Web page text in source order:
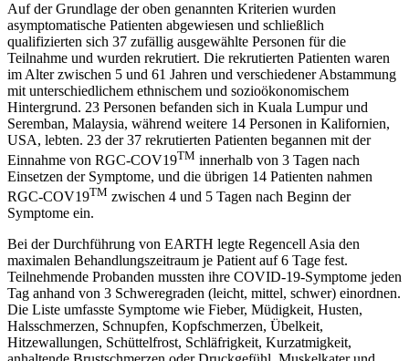
Auf der Grundlage der oben genannten Kriterien wurden
asymptomatische Patienten abgewiesen und schließlich
qualifizierten sich 37 zufällig ausgewählte Personen für die
Teilnahme und wurden rekrutiert. Die rekrutierten Patienten waren
im Alter zwischen 5 und 61 Jahren und verschiedener Abstammung
mit unterschiedlichem ethnischem und sozioökonomischem
Hintergrund. 23 Personen befanden sich in Kuala Lumpur und
Seremban, Malaysia, während weitere 14 Personen in Kalifornien,
USA, lebten. 23 der 37 rekrutierten Patienten begannen mit der
Einnahme von RGC-COV19TM innerhalb von 3 Tagen nach
Einsetzen der Symptome, und die übrigen 14 Patienten nahmen
RGC-COV19TM zwischen 4 und 5 Tagen nach Beginn der
Symptome ein.
Bei der Durchführung von EARTH legte Regencell Asia den
maximalen Behandlungszeitraum je Patient auf 6 Tage fest.
Teilnehmende Probanden mussten ihre COVID-19-Symptome jeden
Tag anhand von 3 Schweregraden (leicht, mittel, schwer) einordnen.
Die Liste umfasste Symptome wie Fieber, Müdigkeit, Husten,
Halsschmerzen, Schnupfen, Kopfschmerzen, Übelkeit,
Hitzewallungen, Schüttelfrost, Schläfrigkeit, Kurzatmigkeit,